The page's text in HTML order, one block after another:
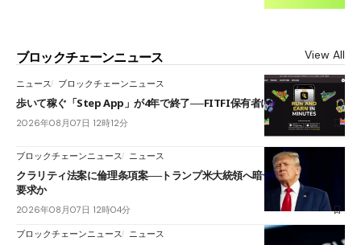
ブロックチェーンニュース View All
ニュース ブロックチェーンニュース
歩いて稼ぐ「Step App」が4年で終了──FITFI保有者に対応呼びかけ
2026年08月07日 12時12分
ブロックチェーンニュース ニュース
クラリティ法案に倫理条項案──トランプ米大統領へ暗号資産事業の売却
要求か
2026年08月07日 12時04分
ブロックチェーンニュース ニュース